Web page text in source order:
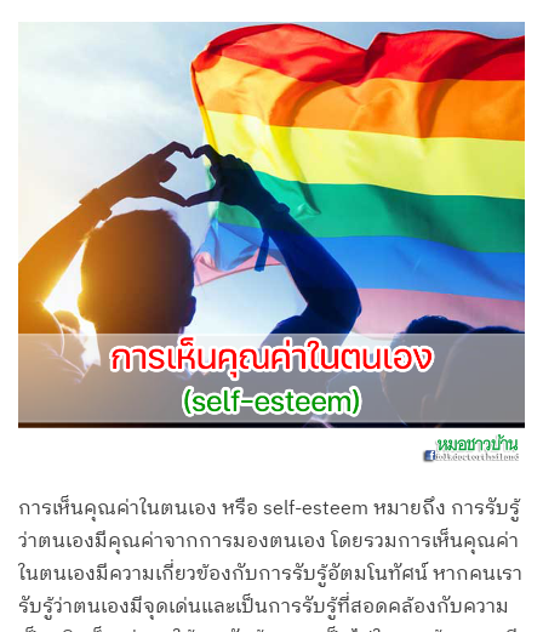
การเห็นคุณค่าในตนเอง หรือ self-esteem หมายถึง การรับรู้
ว่าตนเองมีคุณค่าจากการมองตนเอง โดยรวมการเห็นคุณค่า
ในตนเองมีความเกี่ยวข้องกับการรับรู้อัตมโนทัศน์ หากคนเรา
รับรู้ว่าตนเองมีจุดเด่นและเป็นการรับรู้ที่สอดคล้องกับความ